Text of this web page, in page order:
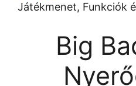
Játékmenet, Funkciók
Big